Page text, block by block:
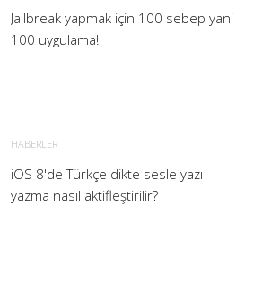
Jailbreak yapmak için 100 sebep yani
100 uygulama!
HABERLER
iOS 8'de Türkçe dikte sesle yazı
yazma nasıl aktifleştirilir?